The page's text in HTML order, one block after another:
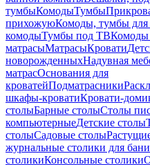
тумбыКомодыТумбы
прихожуюКомоды, тумбы для
комодыТумбы под ТВКомоды
матрасыМатрасыКровати
новорожденныхНадувная
матрасОснования для
кроватейПодматрасники
шкафы-кроватиКровати-
столыБарные столыСтолы
компьютерныеДетские столы
столыСадовые столы
журнальные столики для бани
столикиКонсольные столики